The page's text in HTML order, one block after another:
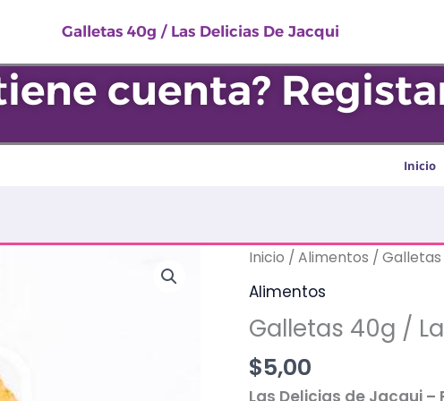
Galletas 40g / Las Delicias De Jacqui
cuenta?
Inicio
Inicio / Alimentos / Galletas
Alimentos
Galletas 40g /
$5,00
Las Delicias de Jacqui
Galletas
40g
Las
Delicias
De
Delicias
De
Jacqui
cantidad